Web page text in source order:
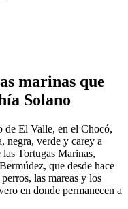
marinas que
Solano
de El Valle, en el Chocó,
negra, verde y carey a
Tortugas Marinas,
que desde hace
las mareas y los
en donde permanecen a